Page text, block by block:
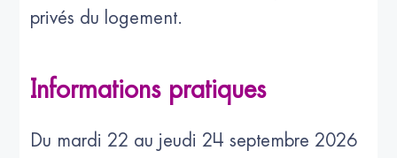
privés du logement.
Informations pratiques
Du mardi 22 au jeudi 24 septembre 2026